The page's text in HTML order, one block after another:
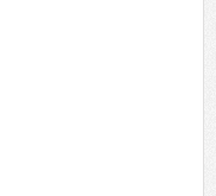
麼便宜的價位又真
末鄭重地跟老闆說